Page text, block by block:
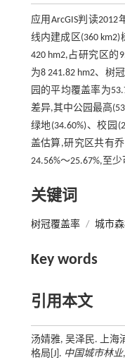
应用ArcGIS判读
线内建成区(360
420 hm2,占研究区的
为8 241.82 hm2、树
园的平均覆盖率为
差异,其中公园最高
绿地(34.60%)、校园
盖估算,研究区共有
24.56%～25.67%,至
关键词
树冠覆盖率 / 城市
Key words
引用本文
汤婧雅, 吴泽民. 上海
格局[J]. 中国城市林业